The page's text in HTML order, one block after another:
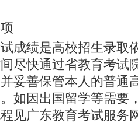
成绩是高校招生录取
尽快通过省教育考试
妥善保管本人的普通
如因出国留学等需要
见广东教育考试服务